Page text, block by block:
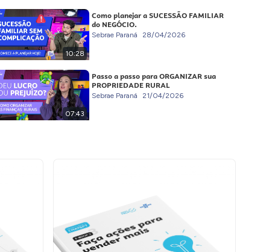
10:28
Como planejar a SUCESSÃO FAMILIAR
do NEGÓCIO.
Sebrae Paraná 28/04/2026
07:43
Passo a passo para ORGANIZAR sua
PROPRIEDADE RURAL
Sebrae Paraná 21/04/2026